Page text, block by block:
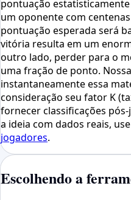
pontuação
um oponente com
pontuação esperada será
vitória resulta em um
outro lado, perder para o
uma fração de ponto.
instantaneamente essa
consideração seu fator K
fornecer classificações
a ideia com dados reais, use
jogadores.
Escolhendo a